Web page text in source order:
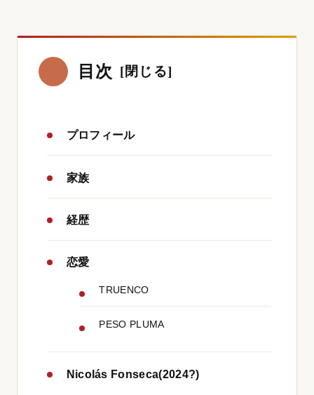
目次
プロフィール
家族
経歴
恋愛
TRUENCO
PESO PLUMA
Nicolás Fonseca(2024?)